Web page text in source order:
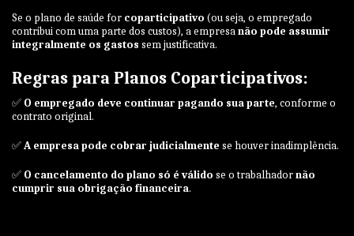
Se o plano de saúde for coparticipativo (ou seja, o empregado
contribui com uma parte dos custos), a empresanão pode assumir
integralmente os gastos sem justificativa.
Regras para Planos Coparticipativos:
✅ O empregado deve continuar pagando sua parte, conforme o
contrato original.
✅A empresa pode cobrar judicialmente se houver inadimplência.
✅ O cancelamento do plano só é válido se o trabalhadornão
cumprir sua obrigação financeira.